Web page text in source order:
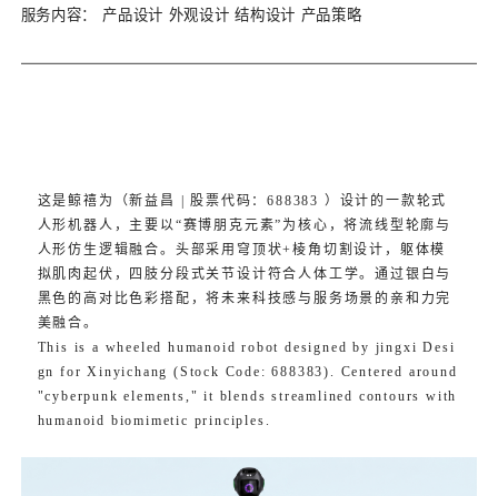
服务内容：
产品设计 外观设计 结构设计 产品策略
这是鲸禧为（新益昌 | 股票代码：688383 ）设计的一款轮式
人形机器人，主要以“赛博朋克元素”为核心，将流线型轮廓与
人形仿生逻辑融合。头部采用穹顶状+棱角切割设计，躯体模
拟肌肉起伏，四肢分段式关节设计符合人体工学。通过银白与
黑色的高对比色彩搭配，将未来科技感与服务场景的亲和力完
美融合。
This is a wheeled humanoid robot designed by jingxi Desi
gn for Xinyichang (Stock Code: 688383). Centered around
"cyberpunk elements," it blends streamlined contours with
humanoid biomimetic principles.